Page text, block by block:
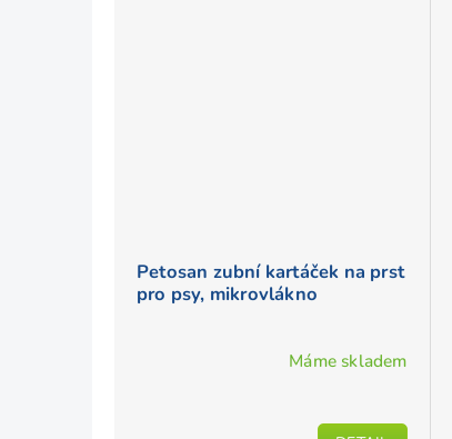
Petosan zubní kartáček na prst
pro psy, mikrovlákno
Máme skladem